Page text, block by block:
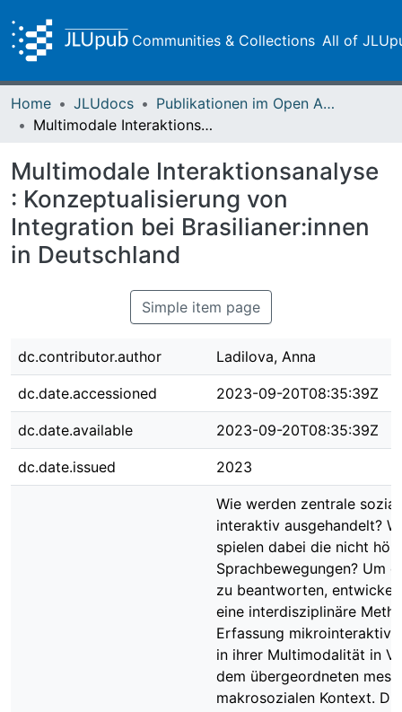
Communities & Collections All of
Home JLUdocs
Publikationen im Open Access gefördert durch die UB
Multimodale Interaktionsanalyse : Konzeptualisierung von Integration bei Brasilianer:innen in Deutschland
Multimodale Interaktionsanalyse
: Konzeptualisierung von
Integration bei Brasilianer:innen
in Deutschland
Simple item page
dc.contributor.author Ladilova, Anna
dc.date.accessioned 2023-09-20T08:35:39Z
dc.date.available 2023-09-20T08:35:39Z
dc.date.issued 2023
Wie werden zentrale
interaktiv ausgehandelt?
spielen dabei die nicht
Sprachbewegungen? Um
zu beantworten,
eine interdisziplinäre
Erfassung
in ihrer Multimodalität in
dem übergeordneten
makrosozialen Kontext.